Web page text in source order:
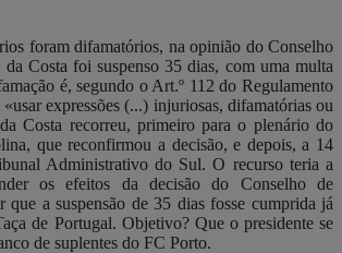
foram difamatórios, na opinião do Conselho
Costa foi suspenso 35 dias, com uma multa
é, segundo o Art.º 112 do Regulamento
expressões (...) injuriosas, difamatórias ou
Costa recorreu, primeiro para o plenário do
que reconfirmou a decisão, e depois, a 14
Administrativo do Sul. O recurso teria a
os efeitos da decisão do Conselho de
a suspensão de 35 dias fosse cumprida já
de Portugal. Objetivo? Que o presidente se
de suplentes do FC Porto.